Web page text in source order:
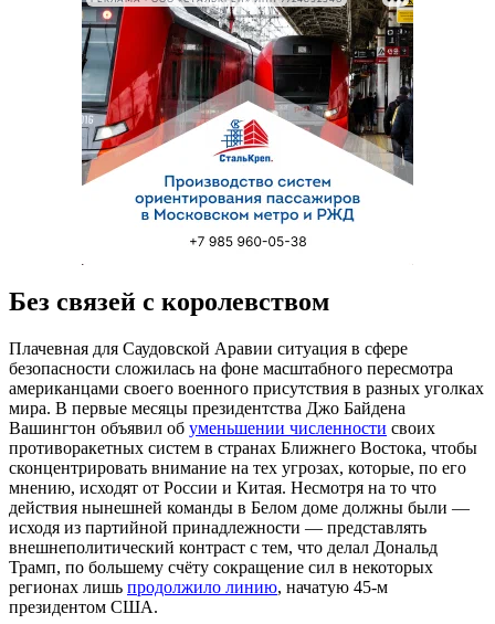
Без связей с королевством
Плачевная для Саудовской Аравии ситуация в сфере
безопасности сложилась на фоне масштабного пересмотра
американцами своего военного присутствия в разных уголках
мира. В первые месяцы президентства Джо Байдена
Вашингтон объявил об уменьшении численности своих
противоракетных систем в странах Ближнего Востока, чтобы
сконцентрировать внимание на тех угрозах, которые, по его
мнению, исходят от России и Китая. Несмотря на то что
действия нынешней команды в Белом доме должны были —
исходя из партийной принадлежности — представлять
внешнеполитический контраст с тем, что делал Дональд
Трамп, по большему счёту сокращение сил в некоторых
регионах лишь продолжило линию, начатую 45-м
президентом США.